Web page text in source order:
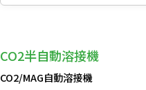
CO2半自動溶接機
CO2/MAG自動溶接機